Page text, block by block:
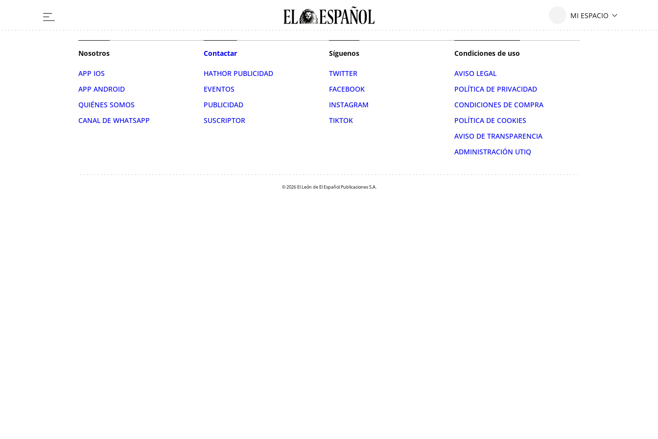
Nosotros
APP IOS
APP ANDROID
QUIÉNES SOMOS
CANAL DE WHATSAPP
Contactar
HATHOR PUBLICIDAD
EVENTOS
PUBLICIDAD
SUSCRIPTOR
Síguenos
TWITTER
FACEBOOK
INSTAGRAM
TIKTOK
Condiciones de uso
AVISO LEGAL
POLÍTICA DE PRIVACIDAD
CONDICIONES DE COMPRA
POLÍTICA DE COOKIES
AVISO DE TRANSPARENCIA
ADMINISTRACIÓN UTIQ
© 2026 El León de El Español Publicaciones S.A.